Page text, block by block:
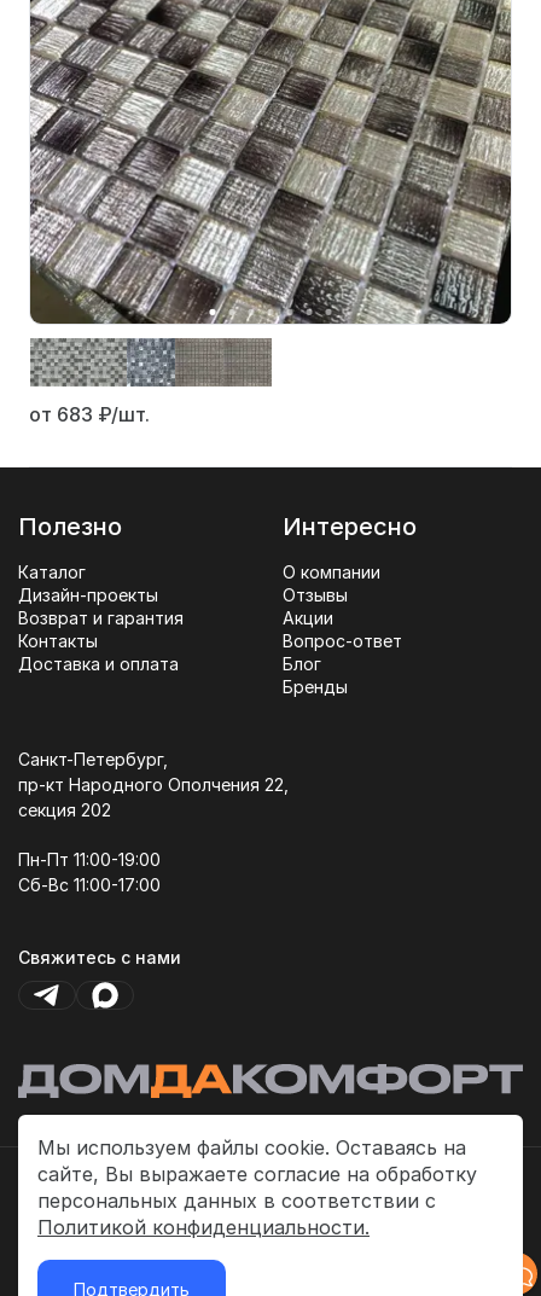
Мы используем файлы cookie. Оставаясь на
сайте, Вы выражаете согласие на обработку
персональных данных в соответствии с
Политикой конфиденциальности.
Подтвердить
от 683 ₽/шт.
Полезно
Каталог
Дизайн-проекты
Возврат и гарантия
Контакты
Доставка и оплата
Интересно
О компании
Отзывы
Акции
Вопрос-ответ
Блог
Бренды
Санкт-Петербург,
пр-кт Народного Ополчения 22,
секция 202
Пн-Пт 11:00-19:00
Сб-Вс 11:00-17:00
Свяжитесь с нами
Политика платежей
Политика конфиденциальности